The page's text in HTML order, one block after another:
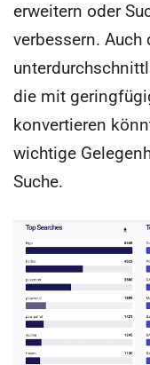
erweitern oder
verbessern.
die mit
konvertieren
wichtige
Suche.